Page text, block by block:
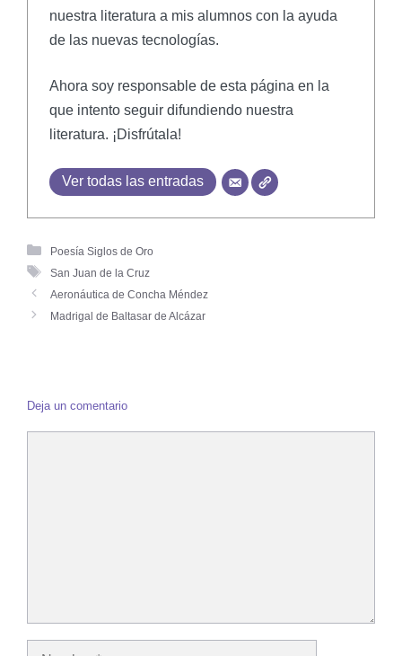
nuestra literatura a mis alumnos con la ayuda
de las nuevas tecnologías.
Ahora soy responsable de esta página en la
que intento seguir difundiendo nuestra
literatura. ¡Disfrútala!
Ver todas las entradas
Poesía Siglos de Oro
San Juan de la Cruz
Aeronáutica de Concha Méndez
Madrigal de Baltasar de Alcázar
Deja un comentario